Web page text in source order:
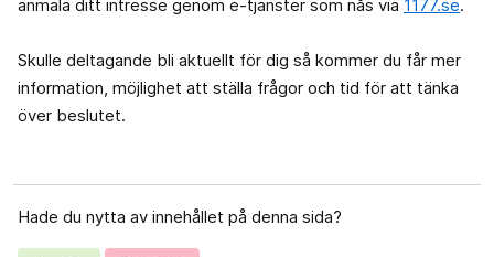
anmäla ditt intresse genom e-tjänster som nås via 1177.se.
Skulle deltagande bli aktuellt för dig så kommer du får mer
information, möjlighet att ställa frågor och tid för att tänka
över beslutet.
Hade du nytta av innehållet på denna sida?